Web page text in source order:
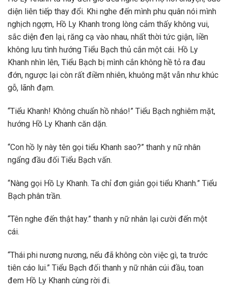
diện liên tiếp thay đổi. Khi nghe đến mình phu quân nói mình
nghịch ngợm, Hồ Ly Khanh trong lòng cảm thấy không vui,
sắc diện đen lại, răng cạ vào nhau, nhất thời tức giận, liền
không lưu tình hướng Tiểu Bạch thủ cắn một cái. Hồ Ly
Khanh nhìn lên, Tiểu Bạch bị mình cắn không hề tỏ ra đau
đớn, ngược lại còn rất điềm nhiên, khuông mặt vẫn như khúc
gỗ, lãnh đạm.
“Tiểu Khanh! Không chuẩn hồ nháo!” Tiểu Bạch nghiêm mặt,
hướng Hồ Ly Khanh căn dặn.
“Con hồ ly này tên gọi tiểu Khanh sao?” thanh y nữ nhân
ngẩng đầu đối Tiểu Bạch vấn.
“Nàng gọi Hồ Ly Khanh. Ta chỉ đơn giản gọi tiểu Khanh.” Tiểu
Bạch phân trần.
“Tên nghe đến thật hay.” thanh y nữ nhân lại cười đến một
cái.
“Thái phi nương nương, nếu đã không còn việc gì, ta trước
tiên cáo lui.” Tiểu Bạch đối thanh y nữ nhân cúi đầu, toan
đem Hồ Ly Khanh cùng rời đi.